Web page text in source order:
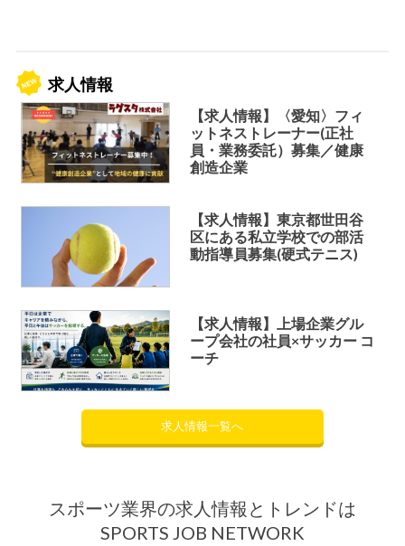
求人情報
【求人情報】〈愛知〉フィ
ットネストレーナー(正社
員・業務委託）募集／健康
創造企業
【求人情報】東京都世田谷
区にある私立学校での部活
動指導員募集(硬式テニス)
【求人情報】上場企業グル
ープ会社の社員×サッカー コ
ーチ
求人情報一覧へ
スポーツ業界の求人情報とトレンドは
SPORTS JOB NETWORK